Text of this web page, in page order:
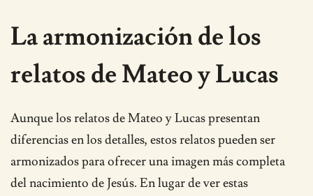
La armonización de los
relatos de Mateo y Lucas
Aunque los relatos de Mateo y Lucas presentan
diferencias en los detalles, estos relatos pueden ser
armonizados para ofrecer una imagen más completa
del nacimiento de Jesús. En lugar de ver estas